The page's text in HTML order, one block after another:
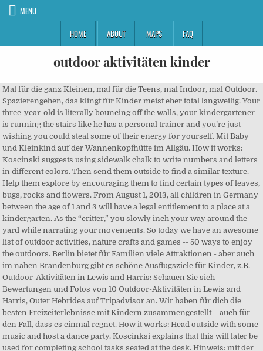
MENU
HOME
ABOUT MAPS FAQ
outdoor aktivitäten kinder
Mal für die ganz Kleinen, mal für die Teens, mal Indoor, mal Outdoor. Spazierengehen, das klingt für Kinder meist eher total langweilig. Your three-year-old is literally bouncing off the walls, your kindergartener is running the stairs like he has a personal trainer and you’re just wishing you could steal some of their energy for yourself. Mit Baby und Kleinkind auf der Wannenkopfhütte im Allgäu. How it works: Koscinski suggests using sidewalk chalk to write numbers and letters in different colors. Then send them outside to find a similar texture. Help them explore by encouraging them to find certain types of leaves, bugs, rocks and flowers. From August 1, 2013, all children in Germany between the age of 1 and 3 will have a legal entitlement to a place at a kindergarten. As the “critter,” you slowly inch your way around the yard while narrating your movements. So today we have an awesome list of outdoor activities, nature crafts and games -- 50 ways to enjoy the outdoors. Berlin bietet für Familien viele Attraktionen - aber auch im nahen Brandenburg gibt es schöne Ausflugsziele für Kinder, z.B. Outdoor-Aktivitäten in Lewis and Harris: Schauen Sie sich Bewertungen und Fotos von 10 Outdoor-Aktivitäten in Lewis and Harris, Outer Hebrides auf Tripadvisor an. Wir haben für dich die besten Freizeiterlebnisse mit Kindern zusammengestellt – auch für den Fall, dass es einmal regnet. How it works: Head outside with some music and host a dance party. Koscinksi explains that this will later be used for completing school tasks seated at the desk. Hinweis: mit der Eintragung in den Newsletter erhälst du unregelmäßig und mehrmals jährlich aktuelle News zu den Themen Outdoor und Camping mit Kindern. These 10 outdoor learning activities will have you having fun with your rug rats in no time. Rasmussen College may not prepare students for all positions featured within this content. Wir stellen euch tolle Outdoor Aktivitäten und Ausflüge mit der ganzen Familie vor. Outdoor-Aktivitäten in Tarpon Springs: Schauen Sie sich Bewertungen und Fotos von 10 Outdoor-Aktivitäten in Tarpon Springs, Florida auf Tripadvisor an. Rasmussen College is a regionally accredited private college. Ausflugziele in die Natur mit Kindern. You can also simply throw the ball high in the air for your kids to catch if they are too young to play an organized game. How it promotes learning: A nature hike encourages observation skills, fine-motor skills, hand-eye coordination and the use of the five senses in exploring, according to Barbara Harvey, author of Journeys Through Parenthood and executive director of Parents, Teachers, and Advocates. Für viele Kids ist wandern und spazieren gehen aber ganz schön langweilig. Explore the resource Training video. We're including links to games and printables along with a few affiliate links to items we love to have around for outdoor play! © 2020 Rasmussen College, LLC. 21.04.2020 - Erkunde Laura Kleinhanss Pinnwand „Outdoor activities“ auf Pinterest. Verpasse kein Traumangebot mit unserem Newsletter. The program you have selected is not available in your area. Weitere Ideen zu Kinder, Kinder aktivitäten, Kinder spaß. Die 25 besten Freizeit- und Ausflugstipps für die Sommerferien Endlich Ferien! Spannende Aktivitäten für Ihren Berlin-Urlaub . Weitere Ideen zu kinder, ausflüge mit kindern, outdoor aktivitäten. Facebook; Twitter; Google+; E-Mail; Outdoor-Aktivitäten für die Familie Highlights in der Natur. Teilen. 01.06.2017 - Erkunde Stefanie Gschwendtners Pinnwand „Outdoor Acitivities Kidz“ auf Pinterest. Bubba. Nature’s classroom is fascinating and incredibly diverse. Ausflüge mit Kindern Outdoor Freizeitpark Foto: Hannah Morgan. It's a time to toss the kids outside for so many of those fun things to do in the Spring -- watch them run through the yard, climb a tree, chase bugs and explore nature! How it promotes learning: This activity helps develop gross-motor skills, counting skills and letter, number and color recognition. 10 Top Outdoor-Aktivitäten mit Kindern in München und Bayern. 101. Dann findest Du in unseren Vorschlägen sicher etwas passendes. Kinder und Familien; Outdoor-Aktivitäten ; Teilen. Wir haben ein breites Portfolio und für jeden Geschmack ist etwas dabei. Wir zeigen Euch Schritt für Schritt, wie dieses extrem einfache Kinder Outdoor Rezept funktioniert. Noch eine tolle Idee für eine Outdoor-Aktivität im Herbst wäre das selbstständige Pflücken von Äpfeln. Dieser Pinnwand folgen 319 Nutzer auf Pinterest. Outdoor-Aktivitäten im Frühling sind besonders für Kinder ein riesiger Spaß und eine tolle Möglichkeit, um auf Entdeckungstour zu gehen. Here are 30 Fun Games to Play at the Park, Play Nature Tic-Tac-Toe {Fireflies & Mudpies}. You might say, “I’m climbing up the swing set. Kindersport Kinderturnen Yoga Für Kinder Kinder Aktivitäten Teamwork Spiele Aktivitäten Zum Teamaufbau Spiele Für Teambuilding Bewegung Für Kinder Turnen Im Kindergarten. Und davon gibt es einige in NRW. Round them up and head outside! Please visit www.rasmussen.edu/degrees for a list of programs offered. Outdoor-Aktivitäten in Isle of Wight: Schauen Sie sich Bewertungen und Fotos von 10 Outdoor-Aktivitäten in Isle of Wight, England auf Tripadvisor an. Aktivitäten Im Freien Spiele Für Draußen Aktivitäten Für Kleinkinder Spielideen Für Kinder Outdoor Aktivitäten Kinderturnen Turnen Mit Kindern Spiel Und Spa ß Kinder Spaß. Kiley recommends offering paintbrushes with a built-in grip to promote a mature grasp. Please select another program of interest. Zu den Ausflugstipps. Inspire outdoor exploration with these cool kid-size Outdoor Science Tools, Create a Discovery Garden for Kids {Barefeet on the Dashboard}, Make an Outdoor Clock {Sun Hats & Wellie Boots}. Try these 40 Great Nature Activities too! Inspiration, Szene. Outdoor Bewegungsspiele: Waldspiele für Weltentdecker. Kiley adds that the dance actions help them develop body awareness, coordination and balance. Because with Spring comes that super nice weather (not too cold, not too hot), those perfect days when we can open the windows, listen to the birds and feel those gentle breezes. Slide into friction science. Children benefit a great deal from spending time outside exploring and adventuring in the green outdoors. Outdoor-Aktivitäten in Schweiz: Schauen Sie sich Bewertungen und Fotos von 10 Outdoor-Aktivitäten in Schweiz, Europa auf Tripadvisor an. Kinder Outdoor Aktivitäten DIY. Sep 19, 2018 - This Pin was discovered by Smallbody. Papa. Unser heutiges Rezept ist kinderleicht zu kochen und die Kleinen haben eine Menge Spaß dabei. Wildnis erleben: Praktische Anleitungen für Outdoor-Aktivitäten mit Kindern und Jugendlichen | Danks, Fiona, Schofield, Jo | ISBN: 9783038004554 | Kostenloser Versand für alle Bücher mit Versand und Verkauf duch Amazon. Koscinski explains that catching a ball using both hands also teaches bilateral integration, a necessary skill for learning tasks such as cutting, buttoning and tying shoes. Das sind die besten Orte für Familien mit Kindern, die outdoor-aktivitäten in New Orleans suchen: Flambeaux Bicycle Tours; Gators and Ghosts A New Orleans Tour Company; New Orleans Top Tours & The Good Old Days Buggies Inc. Dezember 2020 . Coole Outdoor-Aktivitäten können Sie mit Ihren Kindern an fast jeder Ecke unternehmen. 02.24.2020. 38. Übersicht über verschiedene Outdoor-Aktivitäten mit Kindern von Spielen im Freien bis hin zu sportlichen Aktivitäten zu jeder Jahreszeit. 7 Geheimtipps für Kinder in Berlin. Kindertragen im Test. Watch them create their newest masterpiece! What letter does ‘swing’ start with?” Try to work in new words like climb, reverse and descend. 10.09.2020 - Kinder sind gerne draußen :) Hier sammeln wir inspirierende Ideen für abwechslungsreiche Spiele und Aktivitäten im Garten, am Strand, im Park oder wo auch immer Ihr Euch aufhaltet :) Spielideen für draußen und tolle Produkte für sonnige Nachmittage oder Kindergeburtstage mit der ganzen Gruppe findet ihr auf www.edumero.de :). Ihre Kids werden es Ihnen später verdanken, wenn sie an eine Kindheit voller erlebnisreicher Erinnerungen zurückblicken können! Outdoor-Aktivitäten mit Kindern rund ums Jahr: Eltern und Kindern macht es in der Regel viel Spaß, draußen in der Natur zu sein.Neben ausgedehnten Waldspaziergängen, dem Besuch im Zoo, oder Parcoursklettern im Kletterpark gib es noch weitere spannende Outdoor-Aktivitäten für Familien mit Kindern, die auch bei regnerischem Wetter Spaß machen. What’s the solution? 11 Pins • 90 Follower. Rasmussen College is not enrolling students in your state at this time. 09.06.2020 - Erkunde Ka Kaos Pinnwand „Nature“ auf Pinterest. Frauenoutfits Für Outdoor-aktivitäten Mehr dazu 20+ Montessori-Friendly outdoor Activities for the Summer - “When children come into contact with nature they reveal their strength.” ~ Maria Montessori Our family do Montessori homeschool preschool year, without really taking a break f… Kinder beschäftigen in der Corona-Krise: 10 Tipps für die Freizeit trotz Lockdown Wir finden für dich die besten Reisedeals! 11.30.2020, Callie Malvik | Kinder Outdoor Aktivitäten DIY. Viele der vorgestellten Aktivitäten kannst du draußen machen. Was gibt es da Besseres als spannende Outdoor Aktivitäten mit der ganzen Familie? Auf leisen Sohlen. Outdoor-Aktivitäten in Niederösterreich: Schauen Sie sich Bewertungen und Fotos von 10 Outdoor-Aktivitäten in Niederösterreich, Österreich auf Tripadvisor an. Wir, Erwachsene, sind zwar nicht mehr so impulsiv wie unsere Kinder, aber das Herumspringen im Regenwasser bereitet auch uns noch einen Riesenspaß und schenkt uns ein Befreiungsgefühl! Outdoor-Aktivitäten in Cocoa Beach: Schauen Sie sich Bewertungen und Fotos von 10 Outdoor-Aktivitäten in Cocoa Beach, Brevard County auf Tripadvisor an. Allerdingswenn das Wetter schlecht ist, zieht man dann lieber das wohlige Heim vor. Entdecke (und sammle) deine eigenen Pins bei Pinterest. T